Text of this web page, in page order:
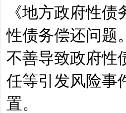
《地方政府性
性债务偿还问题
不善导致政府性
任等引发风险事
置。